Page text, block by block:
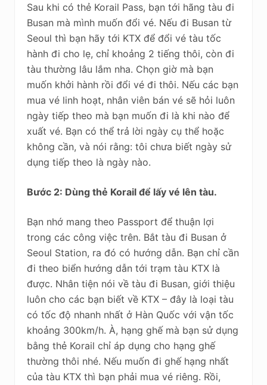
Sau khi có thẻ Korail Pass, bạn tới hãng tàu đi
Busan mà mình muốn đổi vé. Nếu đi Busan từ
Seoul thì bạn hãy tới KTX để đổi vé tàu tốc
hành đi cho lẹ, chỉ khoảng 2 tiếng thôi, còn đi
tàu thường lâu lắm nha. Chọn giờ mà bạn
muốn khởi hành rồi đổi vé đi thôi. Nếu các bạn
mua vé linh hoạt, nhân viên bán vé sẽ hỏi luôn
ngày tiếp theo mà bạn muốn đi là khi nào để
xuất vé. Bạn có thể trả lời ngày cụ thể hoặc
không cần, và nói rằng: tôi chưa biết ngày sử
dụng tiếp theo là ngày nào.
Bước 2: Dùng thẻ Korail để lấy vé lên tàu.
Bạn nhớ mang theo Passport để thuận lợi
trong các công việc trên. Bắt tàu đi Busan ở
Seoul Station, ra đó có hướng dẫn. Bạn chỉ cần
đi theo biển hướng dẫn tới trạm tàu KTX là
được. Nhân tiện nói về tàu đi Busan, giới thiệu
luôn cho các bạn biết về KTX – đây là loại tàu
có tốc độ nhanh nhất ở Hàn Quốc với vận tốc
khoảng 300km/h. À, hạng ghế mà bạn sử dụng
bằng thẻ Korail chỉ áp dụng cho hạng ghế
thường thôi nhé. Nếu muốn đi ghế hạng nhất
của tàu KTX thì bạn phải mua vé riêng. Rồi,